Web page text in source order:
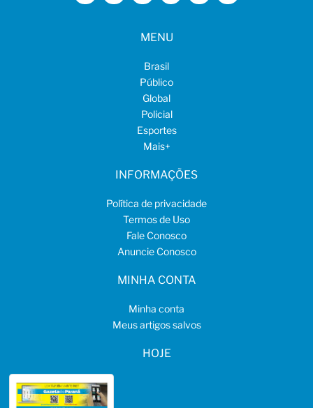
MENU
Brasil
Público
Global
Policial
Esportes
Mais+
INFORMAÇÕES
Política de privacidade
Termos de Uso
Fale Conosco
Anuncie Conosco
MINHA CONTA
Minha conta
Meus artigos salvos
HOJE